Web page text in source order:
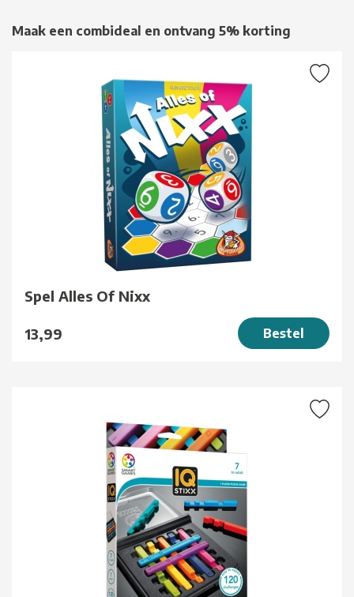
Maak een combideal en ontvang 5% korting
Spel Alles Of Nixx
13,99 Bestel